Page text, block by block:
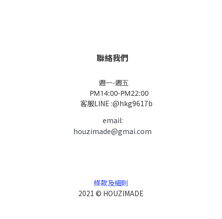
聯絡我們
週一-週五
PM14:00-PM22:00
客服LINE :@hkg9617b
email:
houzimade@gmai.com
條款及細則
2021 © HOUZIMADE